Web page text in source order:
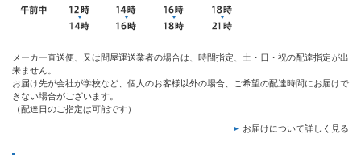
メーカー直送便、又は問屋運送業者の場合は、時間指定、土・日・祝の配達指定が出
来ません。
お届け先が会社が学校など、個人のお客様以外の場合、ご希望の配達時間にお届けで
きない場合がございます。
（配達日のご指定は可能です）
お届けについて詳しく見る